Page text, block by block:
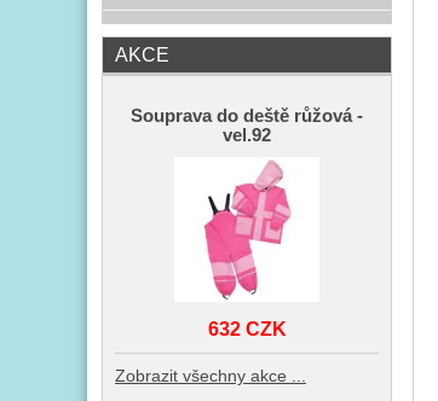
AKCE
Souprava do deště růžová -
vel.92
632 CZK
Zobrazit všechny akce ...